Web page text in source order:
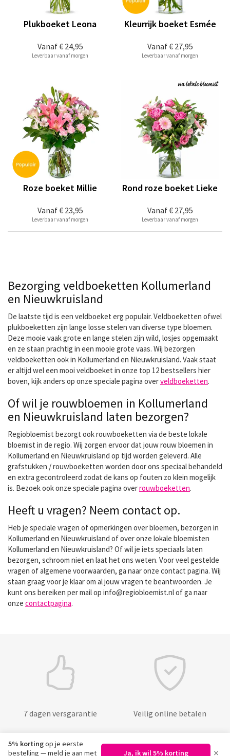
Vanaf€ 24,95
Plukboeket Leona
Leverbaar vanaf morgen
Vanaf€ 27,95
Kleurrijk boeket Esmée
Leverbaar vanaf morgen
Vanaf€ 23,95
Roze boeket Millie
Leverbaar vanaf morgen
Vanaf€ 27,95
Rond roze boeket Lieke
Leverbaar vanaf morgen
Bezorging veldboeketten Kollumerland
en Nieuwkruisland
De laatste tijd is een veldboeket erg populair. Veldboeketten ofwel
plukboeketten zijn lange losse stelen van diverse type bloemen.
Deze mooie vaak grote en lange stelen zijn wild, losjes opgemaakt
en ze staan prachtig in een mooie grote vaas. Wij bezorgen
veldboeketten ook in Kollumerland en Nieuwkruisland. Vaak staat
er altijd wel een mooi veldboeket in onze top 12 bestsellers hier
boven, kijk anders op onze speciale pagina overveldboeketten.
Of wil je rouwbloemen in Kollumerland
en Nieuwkruisland laten bezorgen?
Regiobloemist bezorgt ook rouwboeketten via de beste lokale
bloemist in de regio. Wij zorgen ervoor dat jouw rouw bloemen in
Kollumerland en Nieuwkruisland op tijd worden geleverd. Alle
grafstukken / rouwboeketten worden door ons speciaal behandeld
en extra gecontroleerd zodat de kans op fouten zo klein mogelijk
is. Bezoek ook onze speciale pagina overrouwboeketten.
Heeft u vragen? Neem contact op.
Heb je speciale vragen of opmerkingen over bloemen, bezorgen in
Kollumerland en Nieuwkruisland of over onze lokale bloemisten
Kollumerland en Nieuwkruisland? Of wil je iets speciaals laten
bezorgen, schroom niet en laat het ons weten. Voor veel gestelde
vragen of algemene voorwaarden, ga naar onze contact pagina. Wij
staan graag voor je klaar om al jouw vragen te beantwoorden. Je
kunt ons bereiken per mail op info@regiobloemist.nl of ga naar
onze contactpagina.
7 dagen versgarantie Veilig online betalen
5% kortingop je eerste
bestelling — meld je aan met
Ja, ik wil 5% korting ×